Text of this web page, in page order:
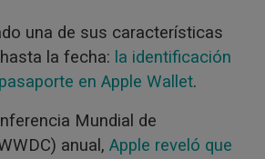
una de sus características
la fecha: la identificación
en Apple Wallet.
Mundial de
anual, Apple reveló que